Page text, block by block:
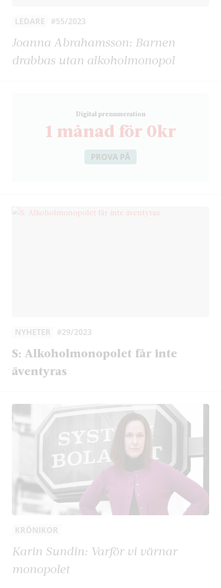
LEDARE #55/2023
Joanna Abrahamsson: Barnen
drabbas utan alkoholmonopol
Digital prenumeration
1 månad för 0kr
PROVA PÅ
NYHETER #29/2023
S: Alkoholmonopolet får inte
äventyras
KRÖNIKOR
Karin Sundin: Varför vi värnar
monopolet